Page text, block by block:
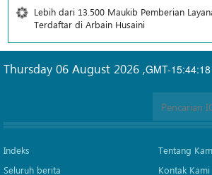
Lebih dari 13.500 Maukib Pemberian
Terdaftar di Arbain Husaini
GMT-15:44:18
Thursday 06 August 2026 ,
Indeks
Seluruh berita
Tentang
Kontak Kami